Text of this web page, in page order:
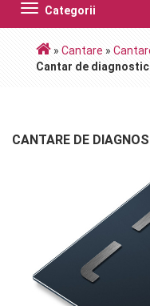
Categorii
Toggle
navigation
» Cantare »
Cantar de
CANTARE DE